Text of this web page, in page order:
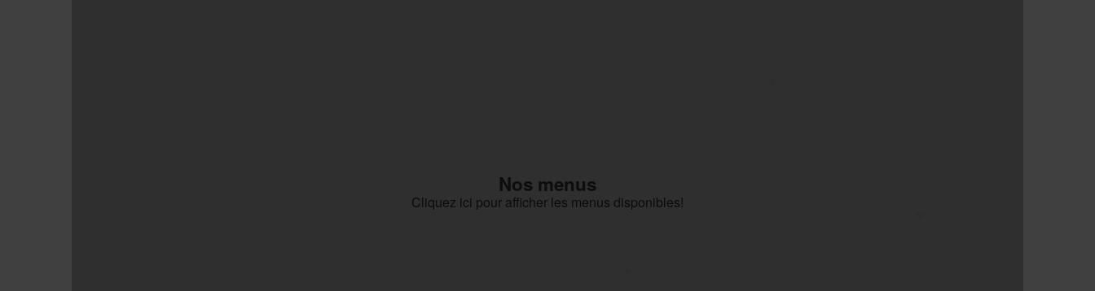
Nos menus
Cliquez ici pour afficher les menus disponibles!